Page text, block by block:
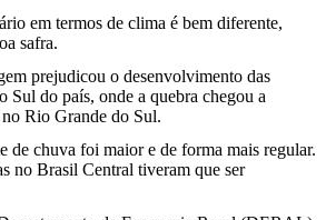
em termos de clima é bem diferente,
safra.
prejudicou o desenvolvimento das
Sul do país, onde a quebra chegou a
Rio Grande do Sul.
de chuva foi maior e de forma mais regular.
no Brasil Central tiveram que ser